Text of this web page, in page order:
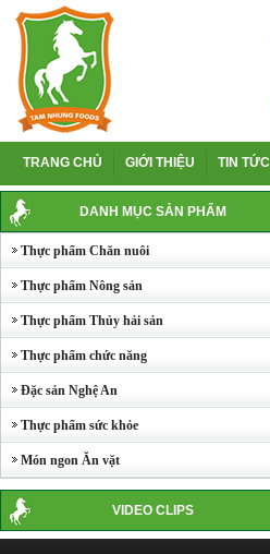
TRANG CHỦ GIỚI THIỆU TIN TỨC
DANH MỤC SẢN PHẨM
Thực phẩm Chăn nuôi
Thực phẩm Nông sản
Thực phẩm Thủy hải sản
Thực phẩm chức năng
Đặc sản Nghệ An
Thực phẩm sức khỏe
Món ngon Ăn vặt
VIDEO CLIPS